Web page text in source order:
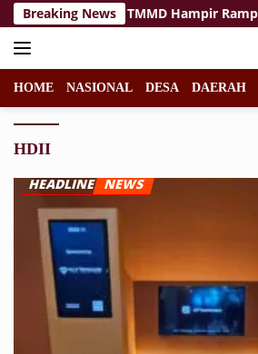
Langsung
ke
konten
Breaking News
Rest Area TMMD Hampir Rampung
HOME NASIONAL DESA DAERAH
HDII